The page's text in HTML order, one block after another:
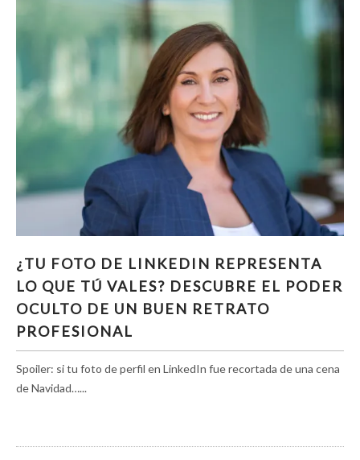
TÚ VALES? DESCUBRE EL PODER OCULTO DE
UN BUEN RETRATO PROFESIONAL
¿TU FOTO DE LINKEDIN REPRESENTA
LO QUE TÚ VALES? DESCUBRE EL PODER
OCULTO DE UN BUEN RETRATO
PROFESIONAL
Spoiler: si tu foto de perfil en LinkedIn fue recortada de una cena
de Navidad…...